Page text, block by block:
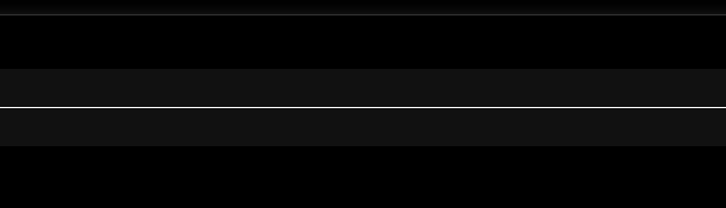
situé 9 rue Berthelot 83160 La Valette-du-Var. Il fêtera en 2026 ses 47 ans